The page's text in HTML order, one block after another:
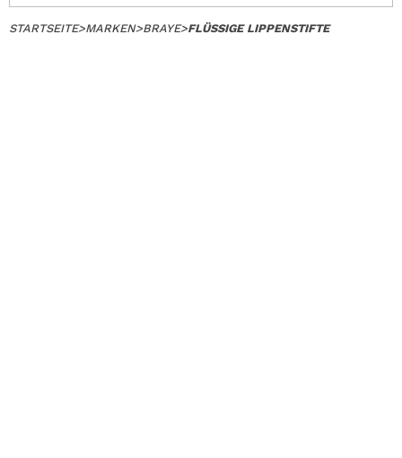
STARTSEITE>MARKEN>BRAYE>FLÜSSIGE LIPPENSTIFTE